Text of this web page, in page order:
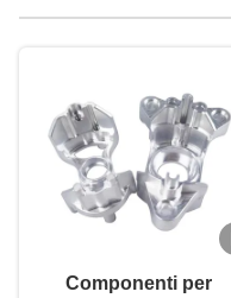
Componenti per